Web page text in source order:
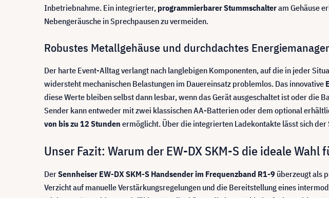
Inbetriebnahme. Ein integrierter, programmierbarer Stummschalteram Gehäuse
Nebengeräusche in Sprechpausen zu vermeiden.
Robustes Metallgehäuse und durchdachtes
Der harte Event-Alltag verlangt nach langlebigen Komponenten, auf die in jeder
widersteht mechanischen Belastungen im Dauereinsatz problemlos. Das innovative
diese Werte bleiben selbst dann lesbar, wenn das Gerät ausgeschaltet ist oder
Sender kann entweder mit zwei klassischen AA-Batterien oder dem optional
von bis zu 12 Stunden ermöglicht. Über die integrierten Ladekontakte lässt sich
Unser Fazit: Warum der EW-DX SKM-S die ideale Wahl
DerSennheiser EW-DX SKM-S Handsender im Frequenzband R1-9 überzeugt als
Verzicht auf manuelle Verstärkungsregelungen und die Bereitstellung eines